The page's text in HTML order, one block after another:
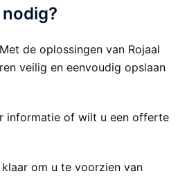
de oplossingen van Rojaal
veilig en eenvoudig opslaan
informatie of wilt u een offerte
om u te voorzien van